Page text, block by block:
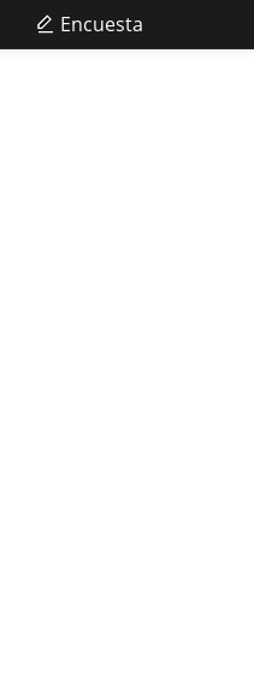
Encuesta